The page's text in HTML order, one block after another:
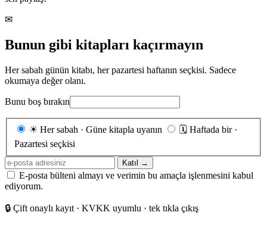
✉
Bunun gibi kitapları kaçırmayın
Her sabah günün kitabı, her pazartesi haftanın seçkisi. Sadece
okumaya değer olanı.
Bunu boş bırakın
Gönderim
☀ Her sabah · Güne kitapla uyanın 🗓 Haftada bir ·
Pazartesi seçkisi
E-
posta
adresiniz
Katıl →
E-posta bülteni almayı ve verimin bu amaçla işlenmesini kabul
ediyorum.
🔒 Çift onaylı kayıt · KVKK uyumlu · tek tıkla çıkış